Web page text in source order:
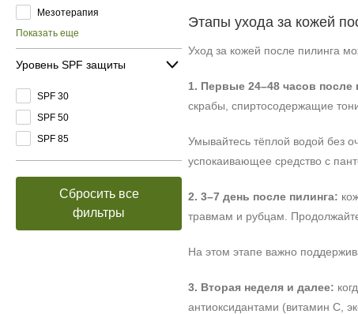
Мезотерапия
Показать еще
Уровень SPF защиты
SPF 30
SPF 50
SPF 85
Сбросить все
фильтры
Этапы ухода за кожей
Уход за кожей после пилинга
1. Первые 24–48 часов
скрабы, спиртосодержащие
Умывайтесь тёплой водой без
успокаивающее средство с
2. 3–7 день после пилинга:
травмам и рубцам.
На этом этапе важно
3. Вторая неделя и далее:
антиоксидантами (витамин С,